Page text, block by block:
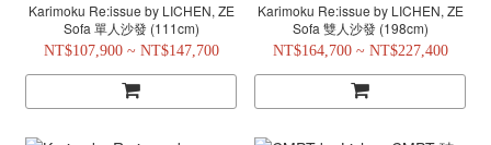
Karimoku Re:issue by LICHEN, ZE
Sofa 單人沙發 (111cm)
NT$107,900 ~ NT$147,700
Karimoku Re:issue by LICHEN, ZE
Sofa 雙人沙發 (198cm)
NT$164,700 ~ NT$227,400